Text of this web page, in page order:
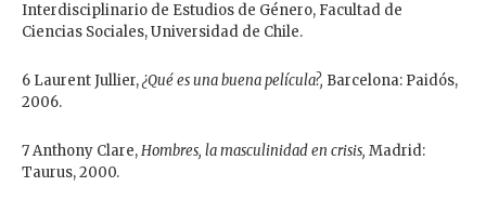
Interdisciplinario de Estudios de Género, Facultad de
Ciencias Sociales, Universidad de Chile.
6 Laurent Jullier,¿Qué es una buena película?, Barcelona: Paidós,
2006.
7 Anthony Clare,Hombres, la masculinidad en crisis, Madrid:
Taurus, 2000.